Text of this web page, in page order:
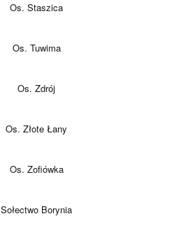
Os. Staszica
Os. Tuwima
Os. Zdrój
Os. Złote Łany
Os. Zofiówka
Sołectwo Borynia